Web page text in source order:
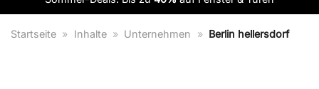
Startseite » Inhalte » Unternehmen » Berlin hellersdorf